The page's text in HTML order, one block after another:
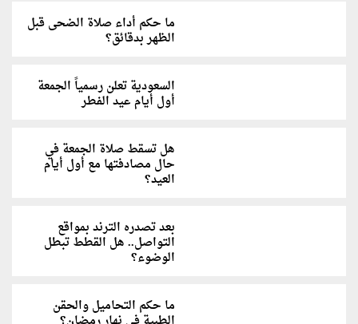
ما حكم أداء صلاة الضحى قبل
الظهر بدقائق؟
السعودية تعلن رسمياً الجمعة
أول أيام عيد الفطر
هل تسقط صلاة الجمعة في
حال مصادفتها مع أول أيام
العيد؟
بعد تصدره الترند بمواقع
التواصل.. هل القطط تبطل
الوضوء؟
ما حكم التحاميل والحقن